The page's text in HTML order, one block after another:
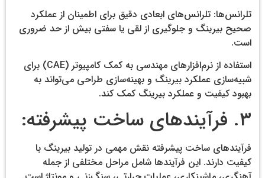
تلرانس‌ها: تلرانس‌های ابعادی دقیق برای اطمینان از عملکرد
صحیح بیرینگ و جلوگیری از لقی یا سفتی بیش از حد ضروری
است.
استفاده از نرم‌افزارهای مهندسی به کمک کامپیوتر (CAE) برای
شبیه‌سازی عملکرد بیرینگ و بهینه‌سازی طراحی می‌تواند به
بهبود کیفیت و عملکرد بیرینگ کمک کند.
۳. فرآیندهای ساخت پیشرفته:
فرآیندهای ساخت پیشرفته نقش مهمی در تولید بیرینگ با
کیفیت دارند. این فرآیندها شامل مراحل مختلفی از جمله